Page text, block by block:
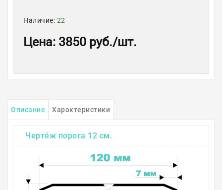
Наличие: 22
Цена: 3850 руб./шт.
Описание Характеристики
Чертёж порога 12 см.